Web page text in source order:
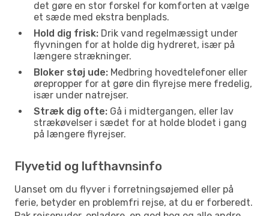
det gøre en stor forskel for komforten at vælge
et sæde med ekstra benplads.
Hold dig frisk: Drik vand regelmæssigt under
flyvningen for at holde dig hydreret, især på
længere strækninger.
Bloker støj ude: Medbring hovedtelefoner eller
ørepropper for at gøre din flyrejse mere fredelig,
især under natrejser.
Stræk dig ofte: Gå i midtergangen, eller lav
strækøvelser i sædet for at holde blodet i gang
på længere flyrejser.
Flyvetid og lufthavnsinfo
Uanset om du flyver i forretningsøjemed eller på
ferie, betyder en problemfri rejse, at du er forberedt.